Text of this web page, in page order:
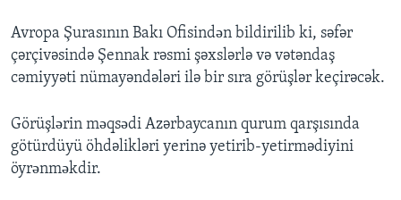
Avropa Şurasının Bakı Ofisindәn bildirilib ki, səfər
çərçivəsində Şennak rəsmi şəxslərlə və vətəndaş
cəmiyyəti nümayəndələri ilə bir sıra görüşlər keçirəcək.
Görüşlәrin mәqsәdi Azərbaycanın qurum qarşısında
götürdüyü öhdəlikləri yerinə yetirib-yetirmədiyini
öyrәnmәkdir.